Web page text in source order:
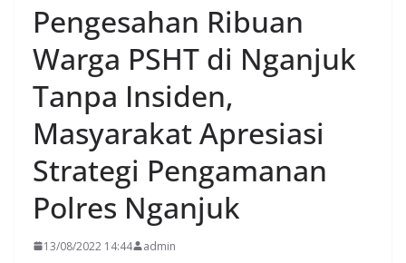
Pengesahan Ribuan
Warga PSHT di Nganjuk
Tanpa Insiden,
Masyarakat Apresiasi
Strategi Pengamanan
Polres Nganjuk
13/08/2022 14:44 admin